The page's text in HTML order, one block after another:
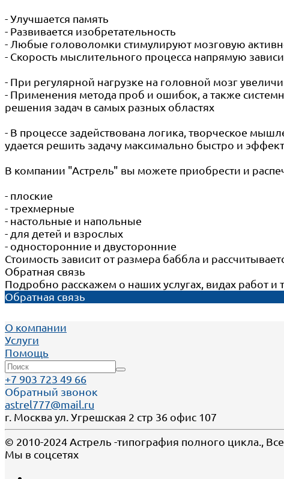
- Улучшается память
- Развивается изобретательность
- Любые головоломки стимулируют мозговую
- Скорость мыслительного процесса напрямую
- При регулярной нагрузке на головной мозг
- Применения метода проб и ошибок, а также
решения задач в самых разных областях
- В процессе задействована логика, творческое
удается решить задачу максимально быстро и
В компании "Астрель" вы можете приобрести и
- плоские
- трехмерные
- настольные и напольные
- для детей и взрослых
- односторонние и двусторонние
Стоимость зависит от размера баббла и
Обратная связь
Подробно расскажем о наших услугах, видах работ
Обратная связь
О компании
Услуги
Помощь
+7 903 723 49 66
Обратный звонок
astrel777@mail.ru
г. Москва ул. Угрешская 2 стр 36 офис 107
© 2010-2024 Астрель -типография полного цикла.,
Мы в соцсетях